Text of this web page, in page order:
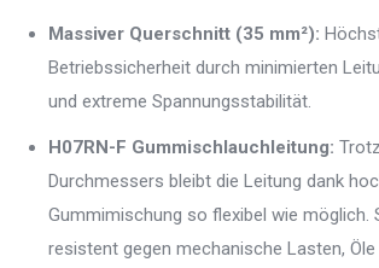
Massiver Querschnitt (35 mm²):
Betriebssicherheit durch minimierten
und extreme Spannungsstabilität.
H07RN-F Gummischlauchleitung:
Durchmessers bleibt die Leitung dank
Gummimischung so flexibel wie möglich.
resistent gegen mechanische Lasten, Öle